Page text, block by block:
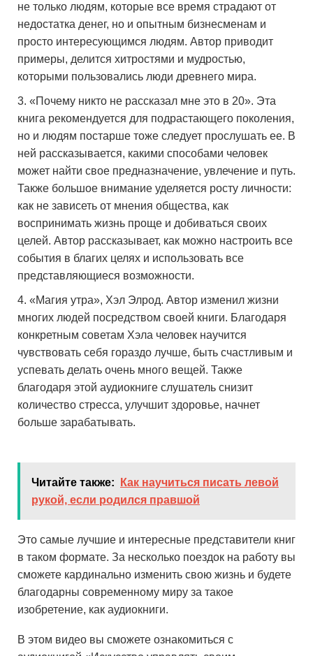
не только людям, которые все время страдают от
недостатка денег, но и опытным бизнесменам и
просто интересующимся людям. Автор приводит
примеры, делится хитростями и мудростью,
которыми пользовались люди древнего мира.
«Почему никто не рассказал мне это в 20». Эта
книга рекомендуется для подрастающего поколения,
но и людям постарше тоже следует прослушать ее. В
ней рассказывается, какими способами человек
может найти свое предназначение, увлечение и путь.
Также большое внимание уделяется росту личности:
как не зависеть от мнения общества, как
воспринимать жизнь проще и добиваться своих
целей. Автор рассказывает, как можно настроить все
события в благих целях и использовать все
представляющиеся возможности.
«Магия утра», Хэл Элрод. Автор изменил жизни
многих людей посредством своей книги. Благодаря
конкретным советам Хэла человек научится
чувствовать себя гораздо лучше, быть счастливым и
успевать делать очень много вещей. Также
благодаря этой аудиокниге слушатель снизит
количество стресса, улучшит здоровье, начнет
больше зарабатывать.
Читайте также:
Как научиться писать левой
рукой, если родился правшой
Это самые лучшие и интересные представители книг
в таком формате. За несколько поездок на работу вы
сможете кардинально изменить свою жизнь и будете
благодарны современному миру за такое
изобретение, как аудиокниги.
В этом видео вы сможете ознакомиться с